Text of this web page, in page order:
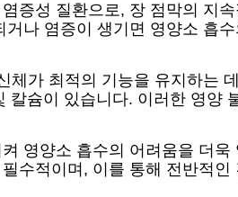
증성 질환으로, 장 점막의 지
나 염증이 생기면 영양소 흡
체가 최적의 기능을 유지하는
슘이 있습니다. 이러한 영양
영양소 흡수의 어려움을 더
수적이며, 이를 통해 전반적